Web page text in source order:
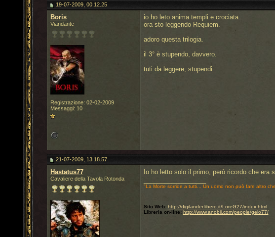
19-07-2009, 00.12.25
Boris
Viandante
Registrazione: 02-02-2009
Messaggi: 10
io ho leto anima templi e crociata.
ora sto leggendo Requiem.
adoro questa trilogia.
il 3° è stupendo, davvero.
tuti da leggere, stupendi.
21-07-2009, 13.18.57
Hastatus77
Cavaliere della Tavola Rotonda
Io ho letto solo il primo, però ricordo che
"La Morte sorride a tutti... Un uomo non può fare altro
Sito Web: http://digilander.libero.it/LoreG27/index.html
Libreria on-line: http://www.anobii.com/people/gelo77/